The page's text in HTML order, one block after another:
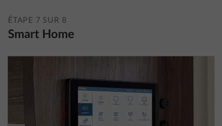
ÉTAPE 7 SUR 8
Smart Home